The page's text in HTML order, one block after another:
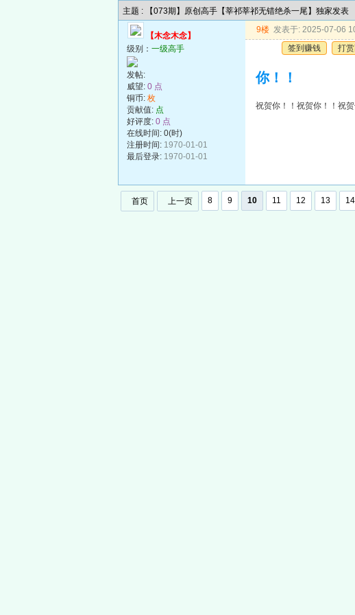
主题 : 【073期】原创高手【莘祁莘祁无错绝杀一尾】独家发表
【木念木念】
级别： 一级高手
发帖:
威望: 0 点
铜币: 枚
贡献值: 点
好评度: 0 点
在线时间: 0(时)
注册时间: 1970-01-01
最后登录: 1970-01-01
9楼 发表于: 2025-07-06
签到赚钱
打
你！！
祝贺你！！祝贺你！！祝
首页 上一页 8 9 10 11 12 13 14